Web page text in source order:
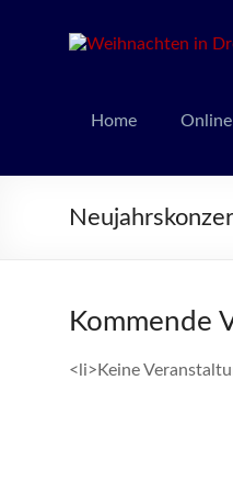
Home
Kommende
<li>Keine